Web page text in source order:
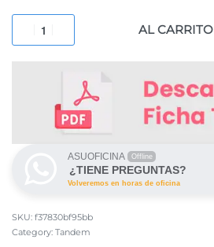
AL CARRITO
ASUOFICINA Offline
¿TIENE PREGUNTAS?
Volveremos en horas de oficina
f37830bf95bb
Category: Tandem